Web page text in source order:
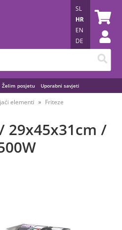
Želim posjetu Uporabni savjeti
SL
HR
EN
DE
elementi Friteze
29x45x31cm /